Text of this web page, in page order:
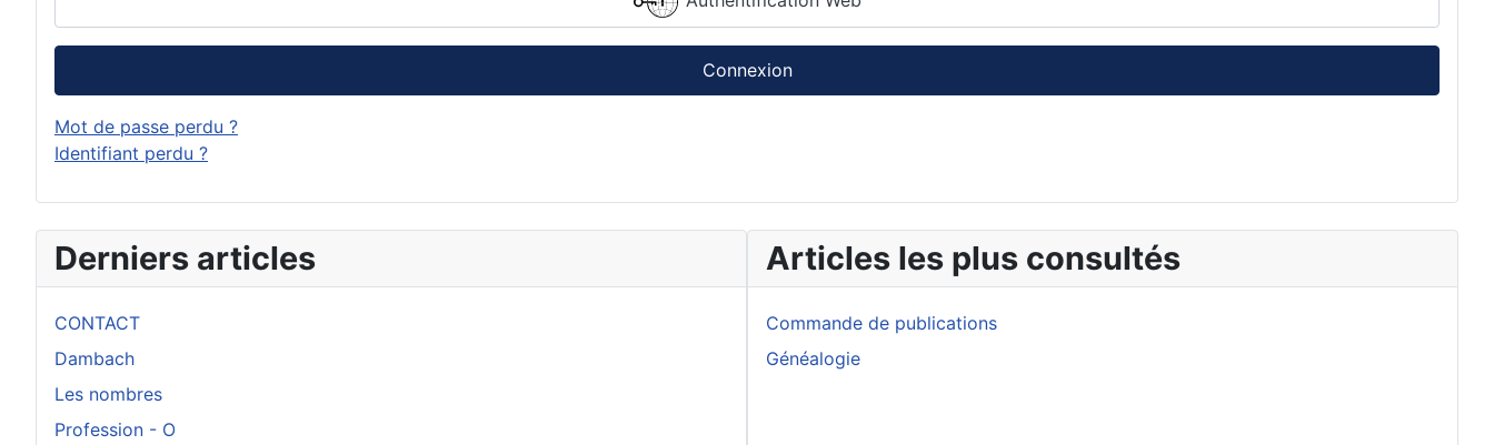
Connexion
Mot de passe perdu ?
Identifiant perdu ?
Derniers articles
CONTACT
Dambach
Les nombres
Profession - O
Articles les plus consultés
Commande de publications
Généalogie